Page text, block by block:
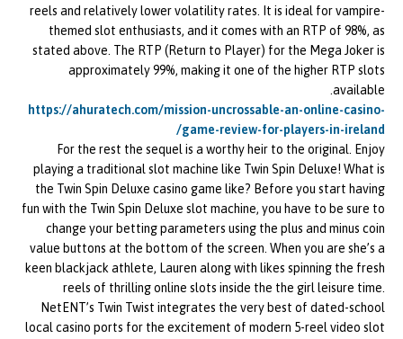
reels and relatively lower volatility rates. It is ideal for vampire-
themed slot enthusiasts, and it comes with an RTP of 98%, as
stated above. The RTP (Return to Player) for the Mega Joker is
approximately 99%, making it one of the higher RTP slots
available.
https://ahuratech.com/mission-uncrossable-an-online-casino-
game-review-for-players-in-ireland/
For the rest the sequel is a worthy heir to the original. Enjoy
playing a traditional slot machine like Twin Spin Deluxe! What is
the Twin Spin Deluxe casino game like? Before you start having
fun with the Twin Spin Deluxe slot machine, you have to be sure to
change your betting parameters using the plus and minus coin
value buttons at the bottom of the screen. When you are she’s a
keen blackjack athlete, Lauren along with likes spinning the fresh
reels of thrilling online slots inside the the girl leisure time.
NetENT’s Twin Twist integrates the very best of dated-school
local casino ports for the excitement of modern 5-reel video slot